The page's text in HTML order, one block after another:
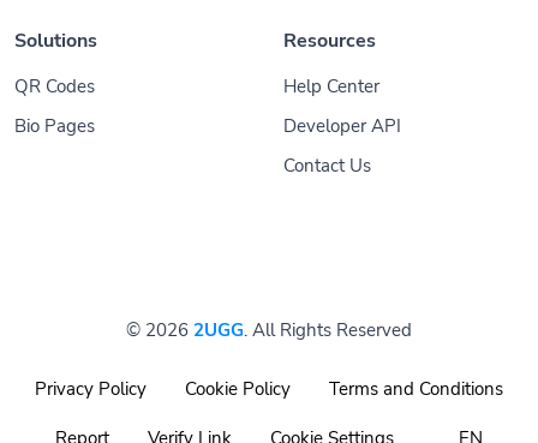
Solutions
QR Codes
Bio Pages
Resources
Help Center
Developer API
Contact Us
© 2026 2UGG. All Rights Reserved
Privacy Policy Cookie Policy Terms and Conditions